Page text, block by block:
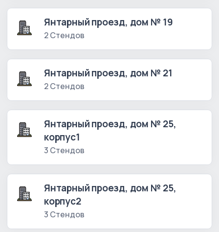
Янтарный проезд, дом № 19
2 Стендов
Янтарный проезд, дом № 21
2 Стендов
Янтарный проезд, дом № 25,
корпус1
3 Стендов
Янтарный проезд, дом № 25,
корпус2
3 Стендов